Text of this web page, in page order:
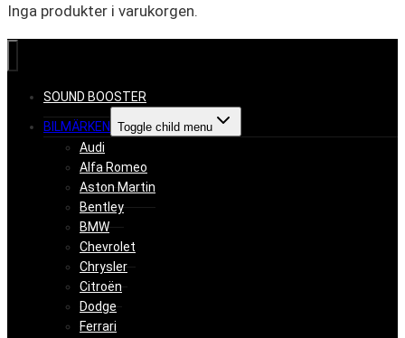
Inga produkter i varukorgen.
SOUND BOOSTER
BILMÄRKEN Toggle child menu
Audi
Alfa Romeo
Aston Martin
Bentley
BMW
Chevrolet
Chrysler
Citroën
Dodge
Ferrari